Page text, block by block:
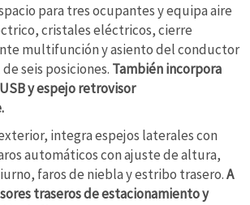
para tres ocupantes y equipa aire
cristales eléctricos, cierre
multifunción y asiento del conductor
seis posiciones. También incorpora
y espejo retrovisor
integra espejos laterales con
automáticos con ajuste de altura,
faros de niebla y estribo trasero.A
traseros de estacionamiento y